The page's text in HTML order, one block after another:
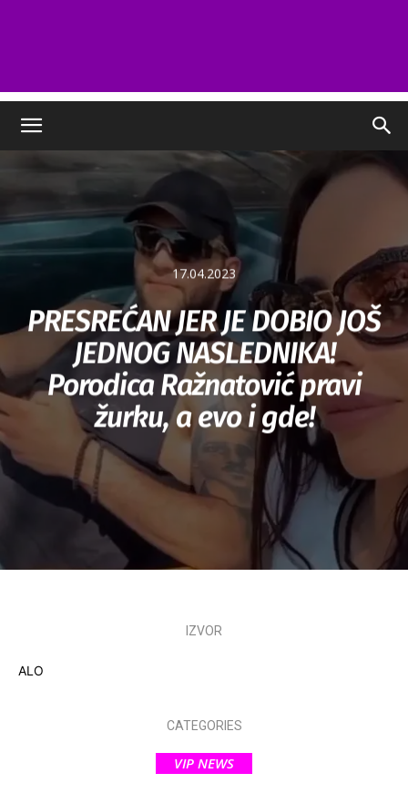
17.04.2023
PRESREĆAN JER JE DOBIO JOŠ
JEDNOG NASLEDNIKA!
Porodica Ražnatović pravi
žurku, a evo i gde!
IZVOR
ALO
CATEGORIES
VIP NEWS